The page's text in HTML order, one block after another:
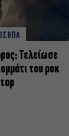
Τελείωσε
του ροκ